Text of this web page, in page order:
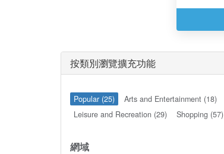
按類別瀏覽擴充功能
Popular (25) Arts and Entertainment (18)
Leisure and Recreation (29)
Shopping (57)
網域